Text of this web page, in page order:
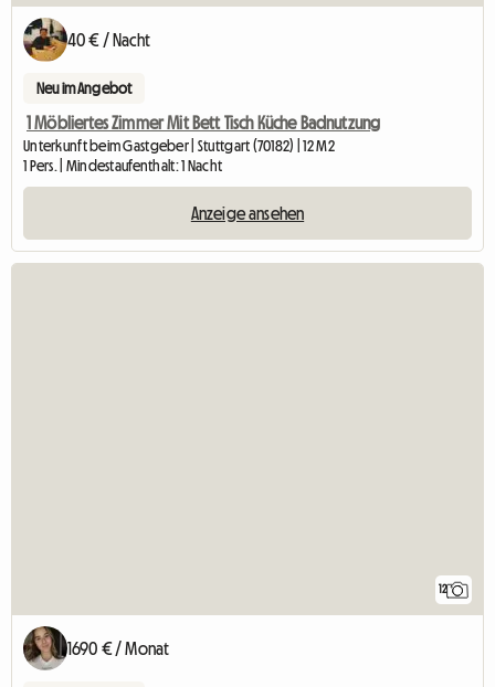
40 € / Nacht
Neu im Angebot
1 Möbliertes Zimmer Mit Bett Tisch Küche Badnutzung
Unterkunft beim Gastgeber | Stuttgart (70182) | 12 M2
1 Pers. | Mindestaufenthalt: 1 Nacht
Anzeige ansehen
12
1690 € / Monat